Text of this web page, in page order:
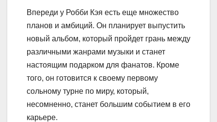
Впереди у Робби Кэя есть еще множество
планов и амбиций. Он планирует выпустить
новый альбом, который пройдет грань между
различными жанрами музыки и станет
настоящим подарком для фанатов. Кроме
того, он готовится к своему первому
сольному турне по миру, который,
несомненно, станет большим событием в его
карьере.